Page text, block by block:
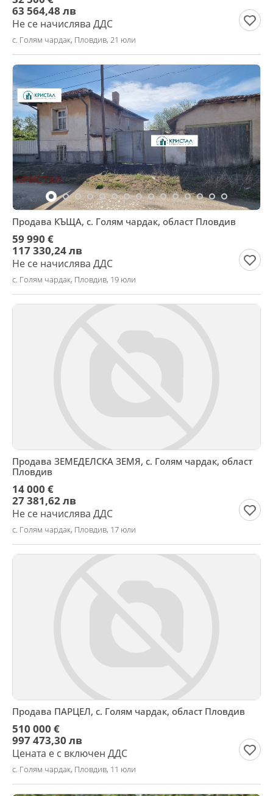
63 564,48 лв
Не се начислява ДДС
с. Голям чардак, Пловдив, 21 юли
Продава КЪЩА, с. Голям чардак, област Пловдив
59 990 €
117 330,24 лв
Не се начислява ДДС
с. Голям чардак, Пловдив, 19 юли
Продава ЗЕМЕДЕЛСКА ЗЕМЯ, с. Голям чардак, област
Пловдив
14 000 €
27 381,62 лв
Не се начислява ДДС
с. Голям чардак, Пловдив, 17 юли
Продава ПАРЦЕЛ, с. Голям чардак, област Пловдив
510 000 €
997 473,30 лв
Цената е с включен ДДС
с. Голям чардак, Пловдив, 11 юли